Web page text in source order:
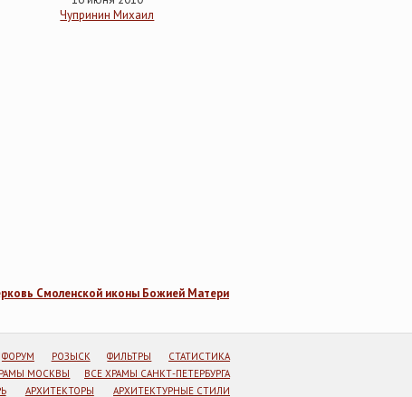
Чупринин Михаил
Смоленской иконы Божией Матери
ФОРУМ РОЗЫСК ФИЛЬТРЫ
СТАТИСТИКА
МОСКВЫ
ВСЕ ХРАМЫ САНКТ-ПЕТЕРБУРГА
АРХИТЕКТОРЫ АРХИТЕКТУРНЫЕ СТИЛИ